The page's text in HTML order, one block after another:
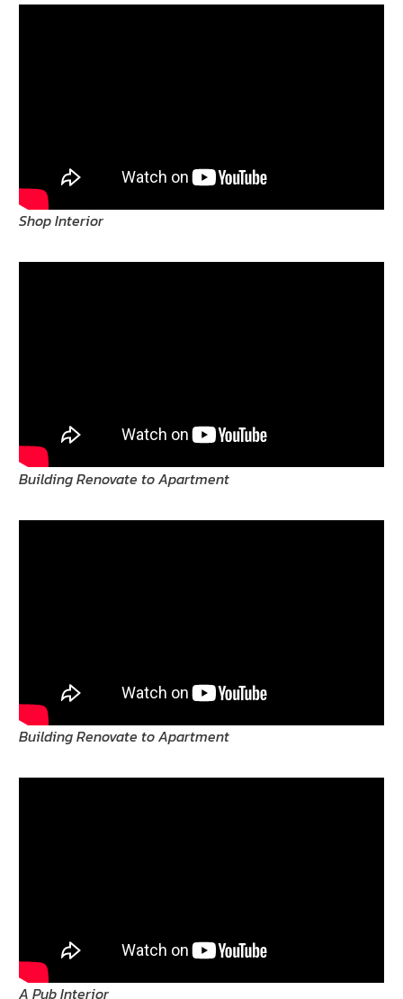
Shop Interior
Building Renovate to Apartment
Building Renovate to Apartment
A Pub Interior